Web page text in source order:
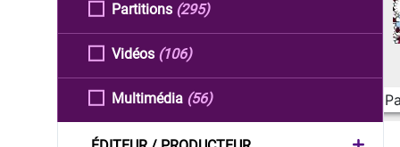
Partitions (295)
Vidéos (106)
Multimédia (56)